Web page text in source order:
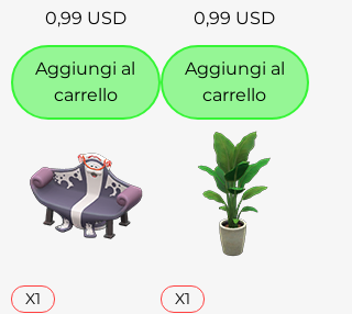
Prezzo
0,99 USD
Aggiungi al
carrello
Prezzo
0,99 USD
Aggiungi al
carrello
X1 X1